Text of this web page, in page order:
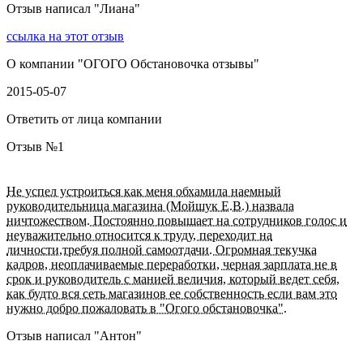
Отзыв написал "Лиана"
ссылка на этот отзыв
О компании "ОГОГО Обстановочка отзывы"
2015-05-07
Ответить от лица компании
Отзыв №1
Не успел устроиться как меня обхамила наемный
руководительница магазина (Мойшук Е.В.) назвала
ничтожеством. Постоянно повышает на сотрудников голос и
неуважительно относится к труду, переходит на
личности,требуя полной самоотдачи. Огромная текучка
кадров, неоплачиваемые переработки, черная зарплата не в
срок и руководитель с манией величия, который ведет себя,
как будто вся сеть магазинов ее собственность если вам это
нужно добро пожаловать в "Огого обстановочка".
Отзыв написал "Антон"